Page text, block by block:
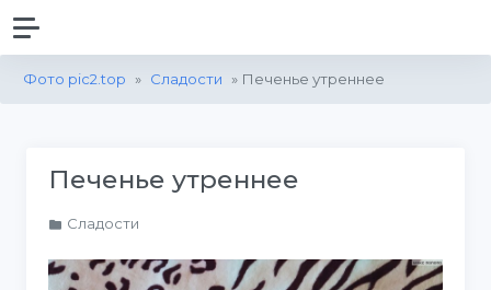
Фото pic2.top » Сладости » Печенье утреннее
Печенье утреннее
Сладости